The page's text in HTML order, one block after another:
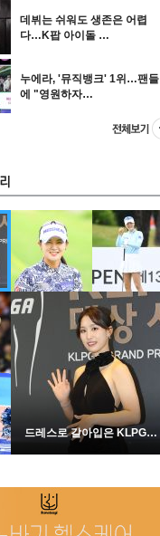
스포츠 포토
데뷔는 쉬워도 생존은 어렵
다…K팝 아이돌 …
누에라, '뮤직뱅크' 1위…팬들
에 "영원하자…
드레스로 갈아입은 KLPGA …